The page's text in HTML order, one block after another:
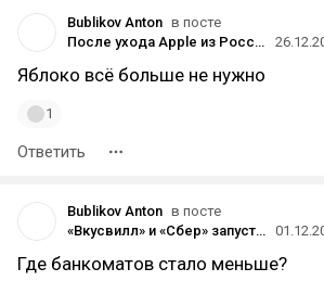
Bublikov Anton в посте
После ухода Apple из России операторы не смогли договориться с ней о поддержке функций VoLTE и VoWiFi для iPhone 14
Яблоко всё больше не нужно
1
Ответить
Bublikov Anton в посте
«Вкусвилл» и «Сбер» запустили услугу снятия наличных с карты на кассах во всех магазинах сети
Где банкоматов стало меньше?